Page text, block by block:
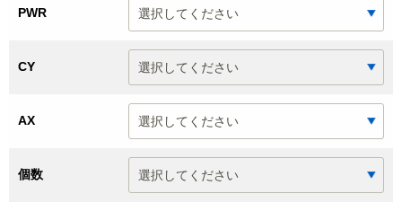
PWR
CY
AX
個数